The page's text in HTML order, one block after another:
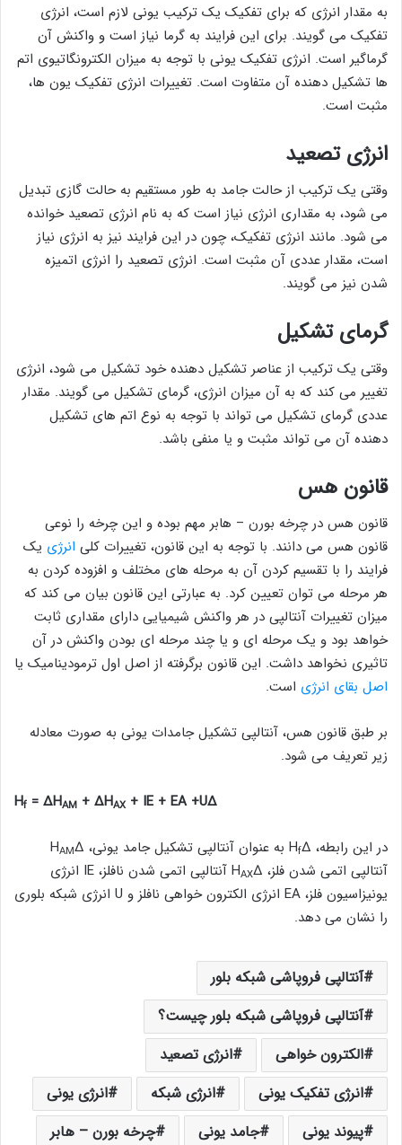
به مقدار انرژی که برای تفکیک یک ترکیب یونی لازم است، انرژی
تفکیک می گویند. برای این فرایند به گرما نیاز است و واکنش آن
گرماگیر است. انرژی تفکیک یونی با توجه به میزان الکترونگاتیوی اتم
ها تشکیل دهنده آن متفاوت است. تغییرات انرژی تفکیک یون ها،
مثبت است.
انرژی تصعید
وقتی یک ترکیب از حالت جامد به طور مستقیم به حالت گازی تبدیل
می شود، به مقداری انرژی نیاز است که به نام انرژی تصعید خوانده
می شود. مانند انرژی تفکیک، چون در این فرایند نیز به انرژی نیاز
است، مقدار عددی آن مثبت است. انرژی تصعید را انرژی اتمیزه
شدن نیز می گویند.
گرمای تشکیل
وقتی یک ترکیب از عناصر تشکیل دهنده خود تشکیل می شود، انرژی
تغییر می کند که به آن میزان انرژی، گرمای تشکیل می گویند. مقدار
عددی گرمای تشکیل می تواند با توجه به نوع اتم های تشکیل
دهنده آن می تواند مثبت و یا منفی باشد.
قانون هس
قانون هس در چرخه بورن – هابر مهم بوده و این چرخه را نوعی
قانون هس می دانند. با توجه به این قانون، تغییرات کلی انرژی یک
فرایند را با تقسیم کردن آن به مرحله های مختلف و افزوده کردن به
هر مرحله می توان تعیین کرد. به عبارتی این قانون بیان می کند که
میزان تغییرات آنتالپی در هر واکنش شیمیایی دارای مقداری ثابت
خواهد بود و یک مرحله ای و یا چند مرحله ای بودن واکنش در آن
تاثیری نخواهد داشت. این قانون برگرفته از اصل اول ترمودینامیک یا
اصل بقای انرژی است.
بر طبق قانون هس، آنتالپی تشکیل جامدات یونی به صورت معادله
زیر تعریف می شود.
∆H
f = ∆HAM + ∆HAX+ IE + EA +U
در این رابطه، ∆Hf به عنوان آنتالپی تشکیل جامد یونی، ∆HAM
آنتالپی اتمی شدن فلز، ∆HAX
آنتالپی اتمی شدن نافلز، IE انرژی
یونیزاسیون فلز، EA انرژی الکترون خواهی نافلز و U انرژی شبکه بلوری
را نشان می دهد.
آنتالپی فروپاشی شبکه بلور
آنتالپی فروپاشی شبکه بلور چیست؟
الکترون خواهی
انرژی تصعید
انرژی تفکیک یونی
انرژی شبکه
انرژی یونی
پیوند یونی
جامد یونی
چرخه بورن – هابر